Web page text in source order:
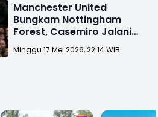
Manchester United
Bungkam Nottingham
Forest, Casemiro Jalani
Laga Terakhir di Old
Trafford
Minggu 17 Mei 2026, 22:14 WIB